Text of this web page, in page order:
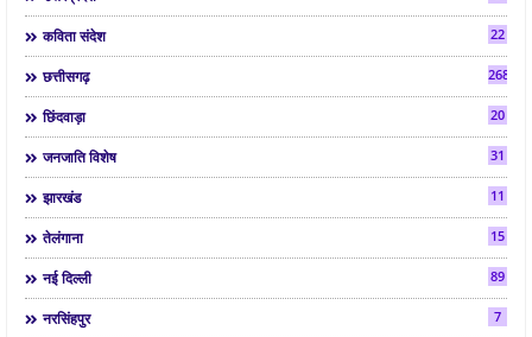
कविता संदेश 22
छत्तीसगढ़ 268
छिंदवाड़ा 20
जनजाति विशेष 31
झारखंड 11
तेलंगाना 15
नई दिल्ली 89
नरसिंहपुर 7